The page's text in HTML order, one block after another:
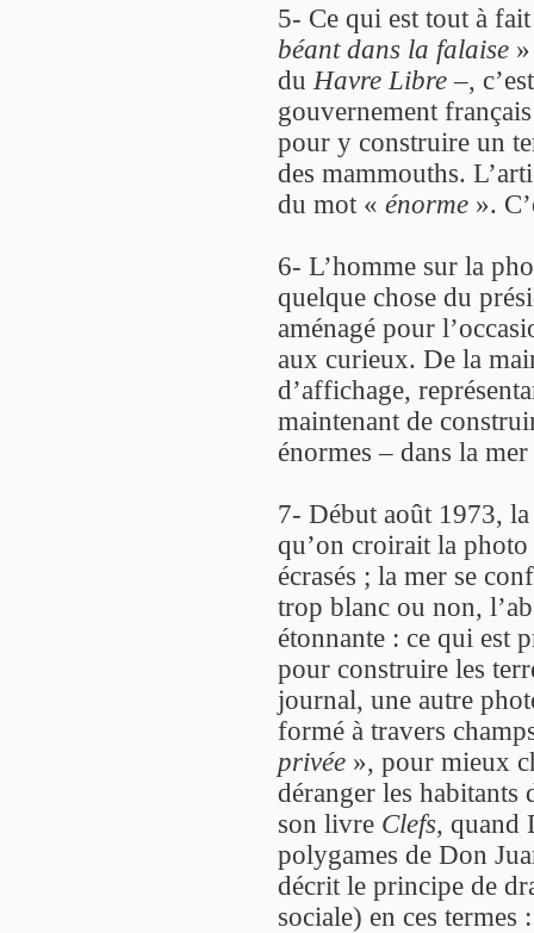
5- Ce qui est tout à
béant dans la falaise
du Havre Libre–,
gouvernement
pour y construire un
des mammouths.
du mot « énorme ».
6- L’homme sur la
quelque chose du
aménagé pour
aux curieux. De la
d’affichage,
maintenant de
énormes – dans la
7- Début août 1973,
qu’on croirait la
écrasés ; la mer se
trop blanc ou non,
étonnante : ce qui est
pour construire les
journal, une autre
formé à travers
privée », pour mieux
déranger les
son livre Clefs, quand
polygames de Don
décrit le principe de
sociale) en ces termes